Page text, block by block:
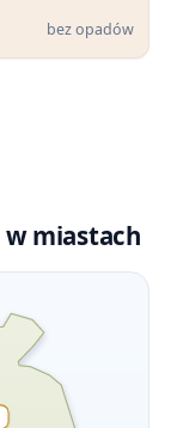
bez opadów
w miastach